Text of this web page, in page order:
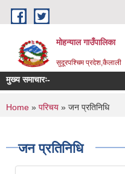
Skip to main content
मोहन्याल गाउँपालिका
सुदूरपश्चिम प्रदेश,कैलाली
मुख्य समाचारः-
You are here
Home » परिचय » जन प्रतिनिधि
जन प्रतिनिधि